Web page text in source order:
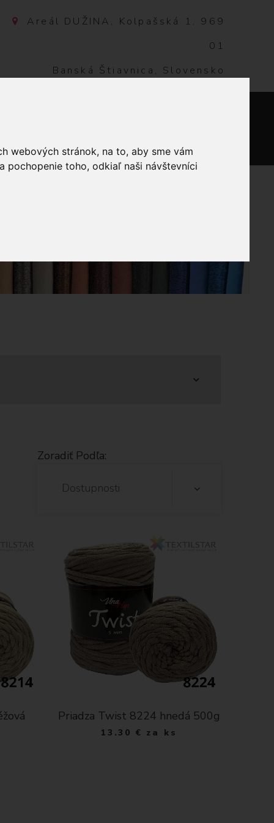
webových stránok, na to, aby sme vám
pochopenie toho, odkiaľ naši návštevníci
Areál DUŽINA, Kolpašská 1, 969
01
Banská Štiavnica, Slovensko
Zoradiť Podľa:
Dostupnosti
Priadza Twist 8224 hnedá 500g
13.30 € za ks